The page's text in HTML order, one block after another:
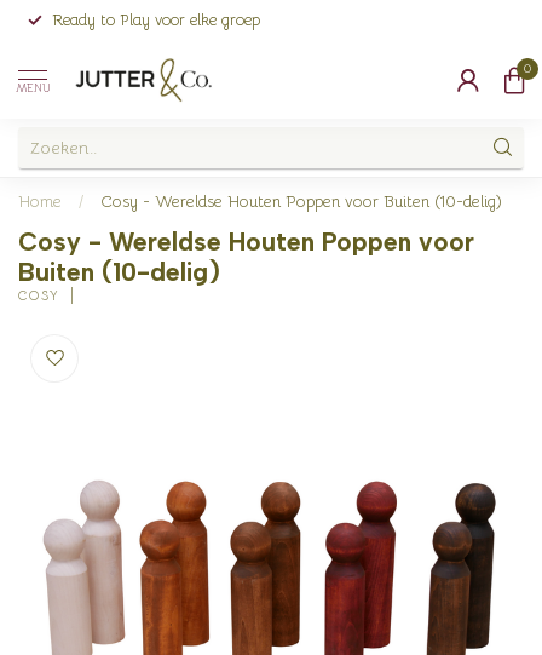
Ready to Play voor elke groep
MENU
0
Home / Cosy - Wereldse Houten Poppen voor Buiten (10-delig)
Cosy - Wereldse Houten Poppen voor
Buiten (10-delig)
COSY